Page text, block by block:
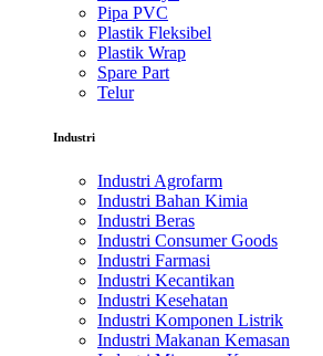
Pipa PVC
Plastik Fleksibel
Plastik Wrap
Spare Part
Telur
Industri
Industri Agrofarm
Industri Bahan Kimia
Industri Beras
Industri Consumer Goods
Industri Farmasi
Industri Kecantikan
Industri Kesehatan
Industri Komponen Listrik
Industri Makanan Kemasan